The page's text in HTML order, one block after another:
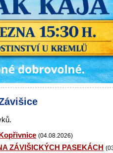
(04.08.2026)
ZÁVIŠICKÝCH PASEKÁCH